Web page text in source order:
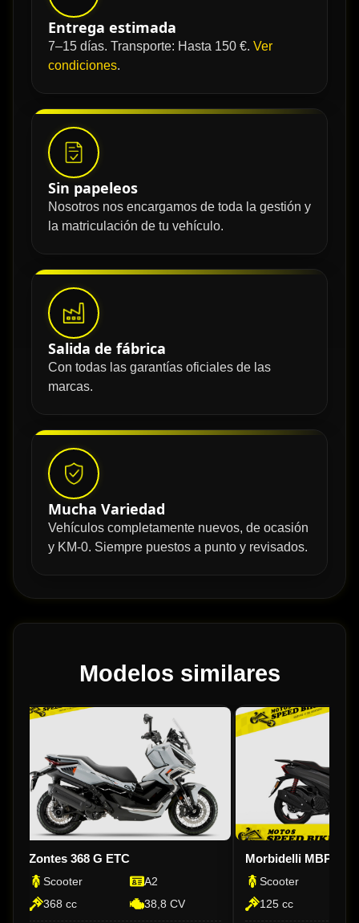
Entrega estimada
7–15 días. Transporte: Hasta 150 €. Ver
condiciones.
Sin papeleos
Nosotros nos encargamos de toda la gestión y
la matriculación de tu vehículo.
Salida de fábrica
Con todas las garantías oficiales de las
marcas.
Mucha Variedad
Vehículos completamente nuevos, de ocasión
y KM-0. Siempre puestos a punto y revisados.
Modelos similares
Zontes 368 G ETC
Scooter
A2
368 cc
38,8 CV
Morbidelli MBP SC
Scooter
125 cc